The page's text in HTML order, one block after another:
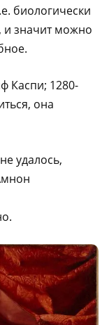
биологически
и значит можно
Каспи; 1280-
она
удалось,